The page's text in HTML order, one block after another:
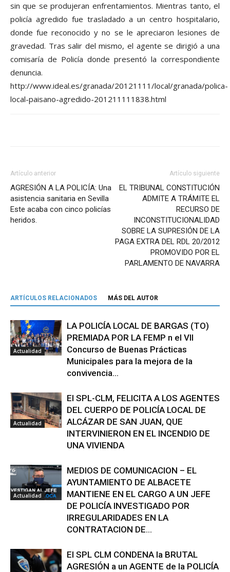
sin que se produjeran enfrentamientos. Mientras tanto, el
policía agredido fue trasladado a un centro hospitalario,
donde fue reconocido y no se le apreciaron lesiones de
gravedad. Tras salir del mismo, el agente se dirigió a una
comisaría de Policía donde presentó la correspondiente
denuncia.
http://www.ideal.es/granada/20121111/local/granada/polica-
local-paisano-agredido-201211111838.html
Artículo anterior
AGRESIÓN A LA POLICÍA: Una
asistencia sanitaria en Sevilla
Este acaba con cinco policías
heridos.
Artículo siguiente
EL TRIBUNAL CONSTITUCIÓN
ADMITE A TRÁMITE EL
RECURSO DE
INCONSTITUCIONALIDAD
SOBRE LA SUPRESIÓN DE LA
PAGA EXTRA DEL RDL 20/2012
PROMOVIDO POR EL
PARLAMENTO DE NAVARRA
ARTÍCULOS RELACIONADOS MÁS DEL AUTOR
Actualidad
LA POLICÍA LOCAL DE BARGAS (TO)
PREMIADA POR LA FEMP n el VII
Concurso de Buenas Prácticas
Municipales para la mejora de la
convivencia...
Actualidad
El SPL-CLM, FELICITA A LOS AGENTES
DEL CUERPO DE POLICÍA LOCAL DE
ALCÁZAR DE SAN JUAN, QUE
INTERVINIERON EN EL INCENDIO DE
UNA VIVIENDA
Actualidad
MEDIOS DE COMUNICACION – EL
AYUNTAMIENTO DE ALBACETE
MANTIENE EN EL CARGO A UN JEFE
DE POLICÍA INVESTIGADO POR
IRREGULARIDADES EN LA
CONTRATACION DE...
El SPL CLM CONDENA la BRUTAL
AGRESIÓN a un AGENTE de la POLICÍA